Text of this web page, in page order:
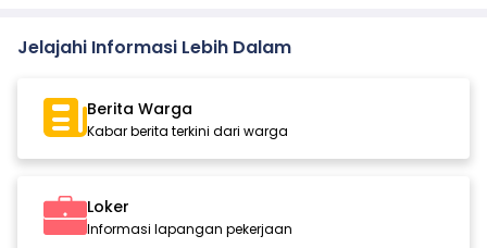
Jelajahi Informasi Lebih Dalam
Berita Warga
Kabar berita terkini dari warga
Loker
Informasi lapangan pekerjaan